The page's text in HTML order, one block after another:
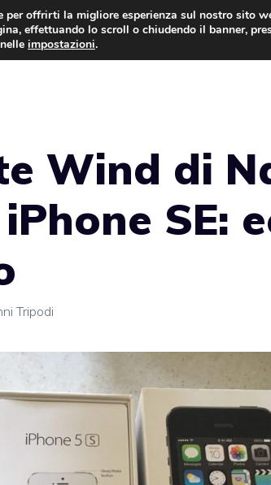
Wind di
SE:
Tripodi
per offrirti la migliore esperienza sul nostro sito
effettuando lo scroll o chiudendo il banner,
impostazioni.